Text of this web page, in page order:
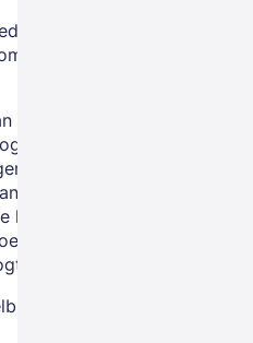
hoe lang de
het getal
de bus.
hoe hoog
hoger het
meer